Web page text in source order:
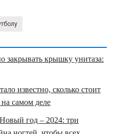
закрывать крышку унитаза:
известно, сколько стоит
самом деле
год – 2024: три